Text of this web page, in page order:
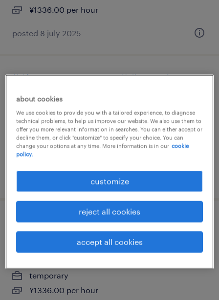
¥1336.00 per hour
posted 8 july 2025
物流・ロジスティクスの仕分け・ピッキン
グ・梱包、検品、その他（倉庫・軽作業）
千葉県白井市, 千葉県
temporary
¥1336.00 per hour
物流・ロジスティクスの仕分け・ピッキン
グ・梱包、検品、その他（倉庫・軽作業）
temporary
¥1336.00 per hour
about cookies
We use cookies to provide you with a tailored experience, to diagnose
technical problems, to help us improve our website. We also use them to
offer you more relevant information in searches. You can either accept or
decline them, or click "customize" to specify your choice. You can
change your options at any time. More information is in our cookie
policy.
customize
reject all cookies
accept all cookies